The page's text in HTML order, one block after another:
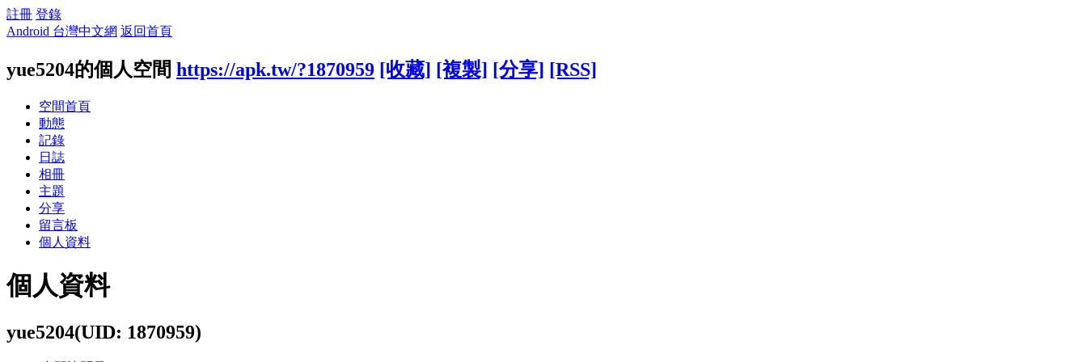
註冊 登錄
Android 台灣中文網 返回首頁
yue5204的個人空間 https://apk.tw/?1870959 [收藏] [複製] [分享] [RSS]
空間首頁
動態
記錄
日誌
相冊
主題
分享
留言板
個人資料
個人資料
yue5204(UID: 1870959)